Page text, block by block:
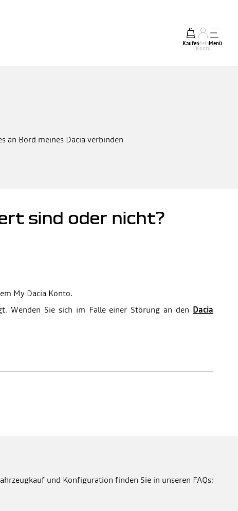
KaufenMein
Konto
Menü
an Bord meines Dacia verbinden
sind oder nicht?
My Dacia Konto.
Wenden Sie sich im Falle einer Störung an den Dacia
und Konfiguration finden Sie in unseren FAQs: